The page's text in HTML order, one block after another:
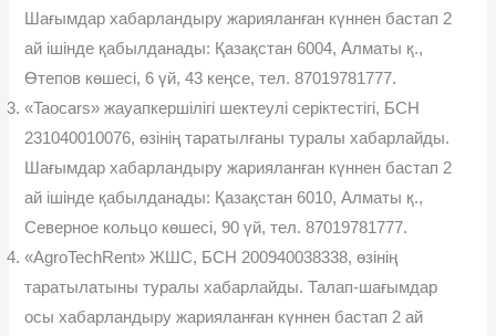
Шағымдар хабарландыру жарияланған күннен бастап 2
ай ішінде қабылданады: Қазақстан 6004, Алматы қ.,
Өтепов көшесі, 6 үй, 43 кеңсе, тел. 87019781777.
«Taocars» жауапкершілігі шектеулі серіктестігі, БСН
231040010076, өзінің таратылғаны туралы хабарлайды.
Шағымдар хабарландыру жарияланған күннен бастап 2
ай ішінде қабылданады: Қазақстан 6010, Алматы қ.,
Северное кольцо көшесі, 90 үй, тел. 87019781777.
«AgroTechRent» ЖШС, БСН 200940038338, өзінің
таратылатыны туралы хабарлайды. Талап-шағымдар
осы хабарландыру жарияланған күннен бастап 2 ай